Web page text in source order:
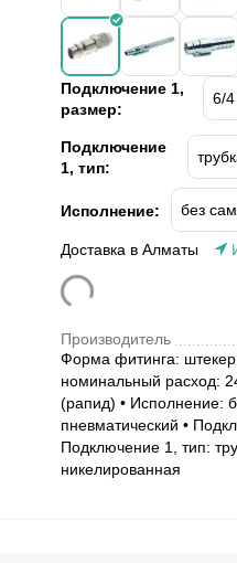
Подключение 1,
размер:
Подключение
1, тип:
Исполнение:
Доставка в Алматы
Производитель
Форма фитинга: штекер
номинальный расход:
(рапид) • Исполнение:
пневматический •
Подключение 1, тип:
никелированная